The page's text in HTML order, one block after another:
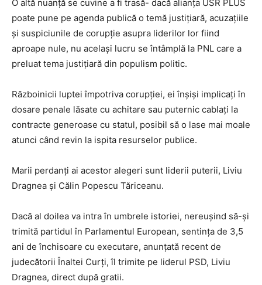
O altă nuanță se cuvine a fi trasă- dacă alianța USR PLUS
poate pune pe agenda publică o temă justițiară, acuzațiile
și suspiciunile de corupție asupra liderilor lor fiind
aproape nule, nu același lucru se întâmplă la PNL care a
preluat tema justițiară din populism politic.
Războinicii luptei împotriva corupției, ei înșiși implicați în
dosare penale lăsate cu achitare sau puternic cablați la
contracte generoase cu statul, posibil să o lase mai moale
atunci când revin la ispita resurselor publice.
Marii perdanți ai acestor alegeri sunt liderii puterii, Liviu
Dragnea și Călin Popescu Tăriceanu.
Dacă al doilea va intra în umbrele istoriei, nereușind să-și
trimită partidul în Parlamentul European, sentința de 3,5
ani de închisoare cu executare, anunțată recent de
judecătorii Înaltei Curți, îl trimite pe liderul PSD, Liviu
Dragnea, direct după gratii.